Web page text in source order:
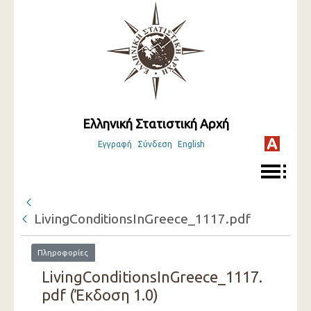
Ελληνική Στατιστική Αρχή
Εγγραφή Σύνδεση English
LivingConditionsInGreece_1117.pdf
Πληροφορίες
LivingConditionsInGreece_1117.
pdf (Έκδοση 1.0)